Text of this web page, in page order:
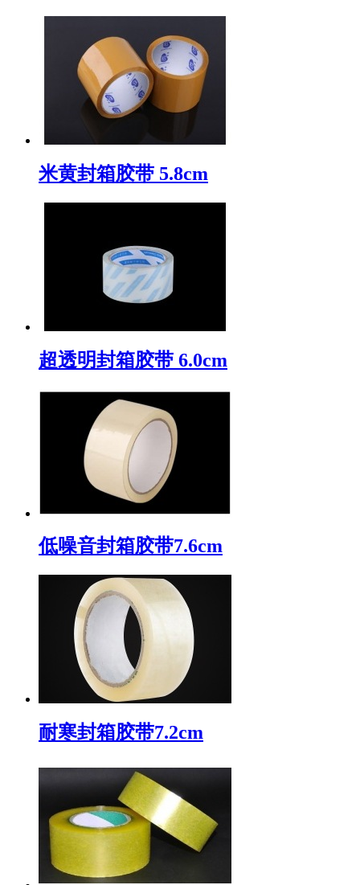
米黄封箱胶带 5.8cm
超透明封箱胶带 6.0cm
低噪音封箱胶带7.6cm
耐寒封箱胶带7.2cm